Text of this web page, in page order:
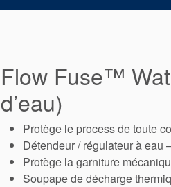
Flow Fuse™
d’eau)
Protège le process de toute
Détendeur / régulateur à eau
Protège la garniture
Soupape de décharge